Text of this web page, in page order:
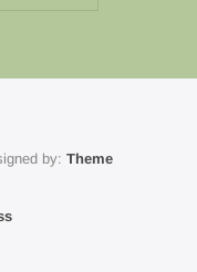
by: Theme